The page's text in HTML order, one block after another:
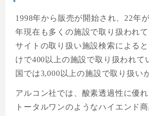
1998年から販売が開始され、22年
年現在も多くの施設で取り扱われ
サイトの取り扱い施設検索による
けで400以上の施設で取り扱われて
国では3,000以上の施設で取り扱い
アルコン社では、酸素透過性に優
トータルワンのようなハイエンド